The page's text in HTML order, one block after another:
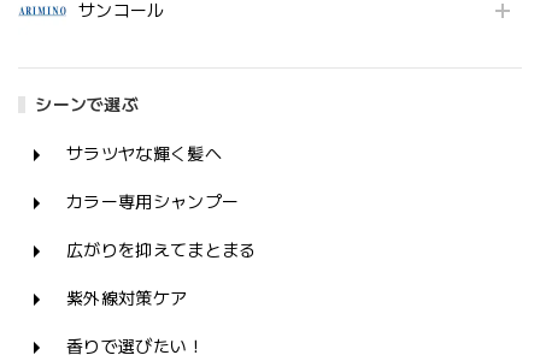
サンコール
シーンで選ぶ
サラツヤな輝く髪へ
カラー専用シャンプー
広がりを抑えてまとまる
紫外線対策ケア
香りで選びたい！